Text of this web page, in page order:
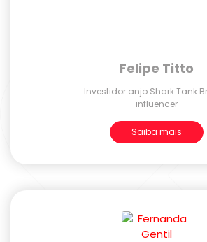
Felipe Titto
Investidor anjo Shark Tank
influencer
Saiba mais